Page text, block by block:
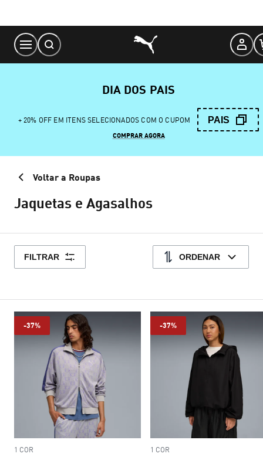
Content
DIA DOS PAIS
+ 20% OFF EM ITENS SELECIONADOS COM O CUPOM PAIS
COMPRAR AGORA
Voltar a Roupas
Jaquetas e Agasalhos
FILTRAR ORDENAR
-37%
1 COR
-37%
1 COR